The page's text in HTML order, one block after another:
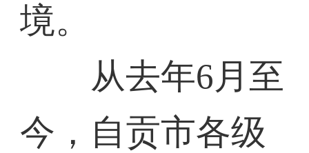
境。
从去年6月至
今，自贡市各级